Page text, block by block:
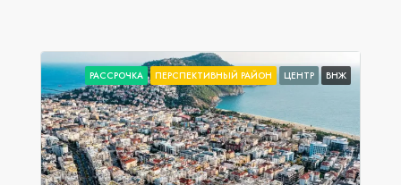
РАССРОЧКА ПЕРСПЕКТИВНЫЙ РАЙОН ЦЕНТР ВНЖ